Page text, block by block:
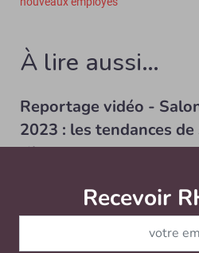
À lire aussi…
Reportage vidéo -
2023 : les tendances
s’imposent
Recrutement, paie, SIRH, IA &
sujets HR Tech qui montent à
Recevoir